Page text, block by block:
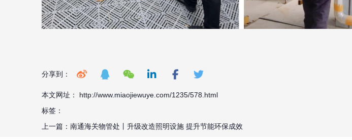
分享到：
本文网址： http://www.miaojiewuye.com/1235/578.html
标签：
上一篇： 南通海关物管处丨升级改造照明设施 提升节能环保成效